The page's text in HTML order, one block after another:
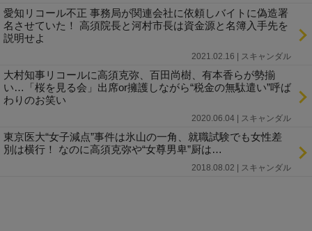
愛知リコール不正 事務局が関連会社に依頼しバイトに偽造署
名させていた！ 高須院長と河村市長は資金源と名簿入手先を
説明せよ
2021.02.16 | スキャンダル
大村知事リコールに高須克弥、百田尚樹、有本香らが勢揃
い…「桜を見る会」出席or擁護しながら“税金の無駄遣い”呼ば
わりのお笑い
2020.06.04 | スキャンダル
東京医大“女子減点”事件は氷山の一角、就職試験でも女性差
別は横行！ なのに高須克弥や“女尊男卑”厨は…
2018.08.02 | スキャンダル